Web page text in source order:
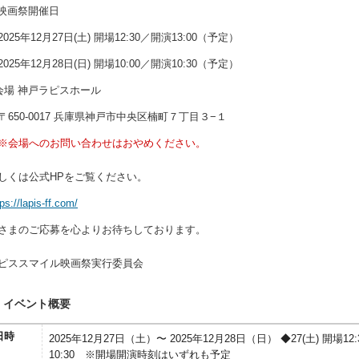
画祭開催日
年12月27日(土) 開場12:30／開演13:00（予定）
年12月28日(日) 開場10:00／開演10:30（予定）
場 神戸ラピスホール
650-0017 兵庫県神戸市中央区楠町７丁目３−１
※会場へのお問い合わせはおやめください。
くは公式HPをご覧ください。
lapis-ff.com/
まのご応募を心よりお待ちしております。
ススマイル映画祭実行委員会
イベント概要
時
2025年12月27日（土）〜 2025年12月28日（日） ◆27(土) 開場
10:30 ※開場開演時刻はいずれも予定